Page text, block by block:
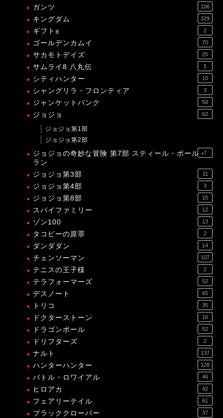
ガンツ 106
キングダム 329
ギフト± 2
ゴールデンカムイ 70
サカモトデイズ 25
サムライ8 八丸伝 5
シティハンター 10
シャングリラ・フロンティア 3
ジャンケットバンク 50
ジョジョ 62
ジョジョ第1部
ジョジョ第2部
ジョジョの奇妙な冒険 第7部 スティール・ボール・
ラン
7
ジョジョ第3部 11
ジョジョ第4部 3
ジョジョ第8部 15
スパイファミリー 12
ゾン100 13
タコピーの原罪 2
ダンダダン 14
チェンソーマン 107
テニスの王子様 2
テラフォーマーズ 52
デスノート 65
トリコ 35
ドクターストーン 16
ドラゴンボール 52
ドリフターズ 2
ナルト 137
ハンターハンター 128
バトル・ロワイアル 46
ヒロアカ 42
フェアリーテイル 61
ブラッククローバー 37